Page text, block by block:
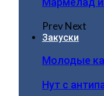
PrevNext
Закуски
Молодые
Нут с